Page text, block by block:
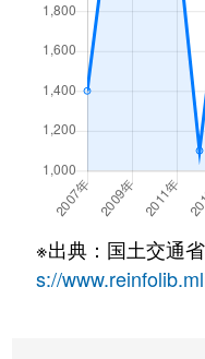
※出典：国土交通
s://